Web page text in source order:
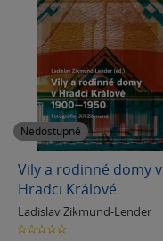
Nedostupné
Vily a rodinné domy v
Hradci Králové
Ladislav Zikmund-Lender
0.0
z